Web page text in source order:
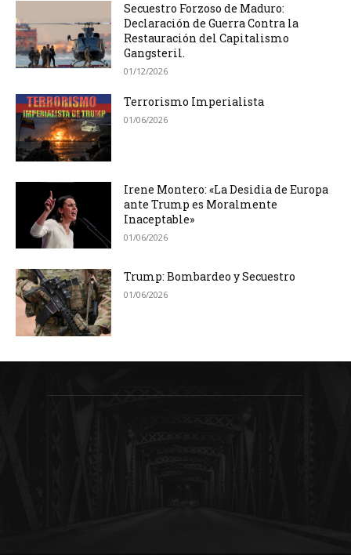
Secuestro Forzoso de Maduro:
Declaración de Guerra Contra la
Restauración del Capitalismo
Gangsteril.
01/12/2026
Terrorismo Imperialista
01/06/2026
Irene Montero: «La Desidia de Europa
ante Trump es Moralmente
Inaceptable»
01/06/2026
Trump: Bombardeo y Secuestro
01/06/2026